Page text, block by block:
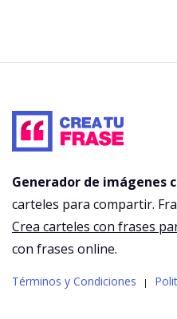
Generador de imágenes
carteles para compartir.
Crea carteles con frases
con frases online.
Términos y Condiciones |